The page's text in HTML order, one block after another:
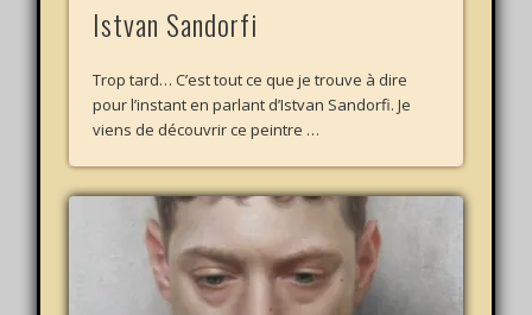
Istvan Sandorfi
Trop tard… C’est tout ce que je trouve à dire
pour l’instant en parlant d’Istvan Sandorfi. Je
viens de découvrir ce peintre …